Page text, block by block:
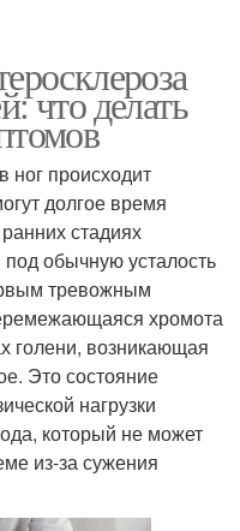
что делать
ног происходит
долгое время
стадиях
обычную усталость
тревожным
хромота
голени, возникающая
Это состояние
нагрузки
который не может
из-за сужения